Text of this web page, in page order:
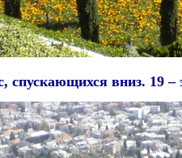
спускающихся вниз. 19 –